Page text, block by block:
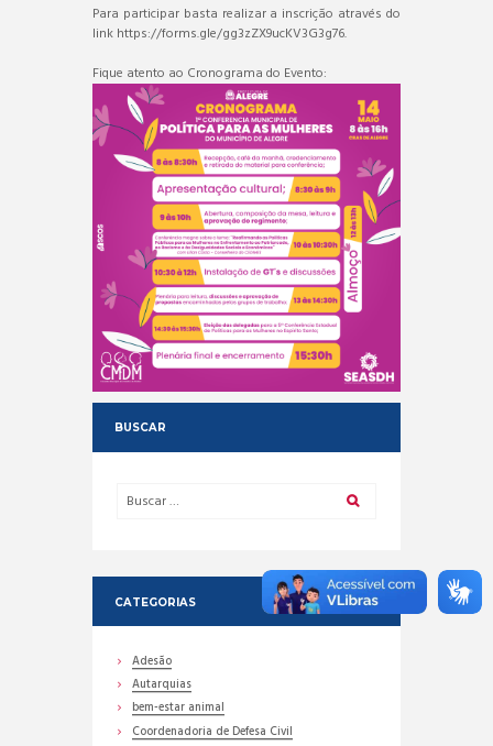
Para participar basta realizar a inscrição através do
link https://forms.gle/gg3zZX9ucKV3G3g76.
Fique atento ao Cronograma do Evento:
BUSCAR
CATEGORIAS
Adesão
Autarquias
bem-estar animal
Coordenadoria de Defesa Civil